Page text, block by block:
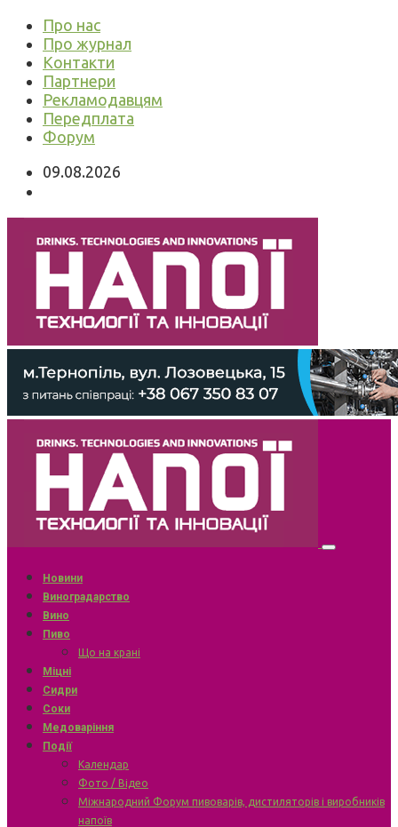
Про нас
Про журнал
Контакти
Партнери
Рекламодавцям
Передплата
Форум
09.08.2026
Новини
Виноградарство
Вино
Пиво
Що на крані
Міцні
Сидри
Соки
Медоваріння
Події
Календар
Фото / Відео
Міжнародний Форум пивоварів, дистиляторів і виробників
напоїв